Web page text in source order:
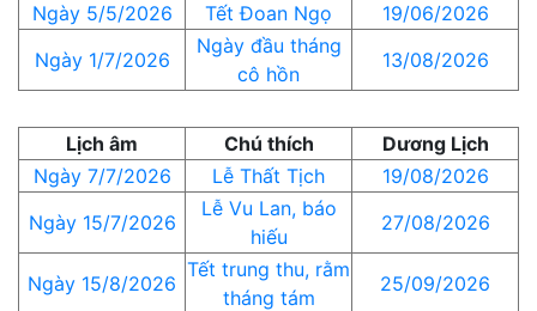
Ngày 5/5/2026
Tết Đoan Ngọ
19/06/2026
Ngày 1/7/2026
Ngày đầu tháng
cô hồn
13/08/2026
Lịch âm Chú thích
Dương Lịch
Ngày 7/7/2026
Lễ Thất Tịch
19/08/2026
Ngày 15/7/2026
Lễ Vu Lan, báo
hiếu
27/08/2026
Ngày 15/8/2026
Tết trung thu, rằm
tháng tám
25/09/2026